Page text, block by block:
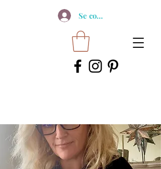
Se connecter